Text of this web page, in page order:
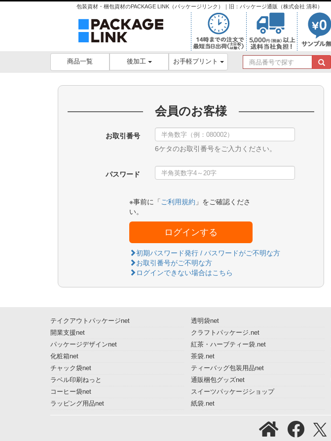
包装資材・梱包資材のPACKAGE LINK（パッケージリンク）｜旧：パッケージ通販（株式会社 清和）
商品一覧 後加工 お手軽プリント
商
品
会員のお客様
お取引番号
6ケタのお取引番号をご入力ください。
パスワード
※事前に「 ご利用規約 」をご確認くださ
い。
ログインする
初期パスワード発行 / パスワードがご不明な方
お取引番号がご不明な方
ログインできない場合はこちら
テイクアウトパッケージnet
開業支援net
パッケージデザインnet
化粧箱net
チャック袋net
ラベル印刷ねっと
コーヒー袋net
ラッピング用品net
透明袋net
クラフトパッケージ.net
紅茶・ハーブティー袋.net
茶袋.net
ティーバッグ包装用品net
通販梱包グッズnet
スイーツパッケージショップ
紙袋.net